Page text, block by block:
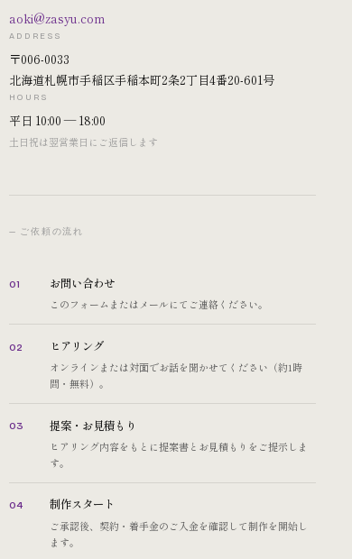
aoki@zasyu.com
ADDRESS
〒006-0033
北海道札幌市手稲区手稲本町2条2丁目4番20-601号
HOURS
平日 10:00 — 18:00
土日祝は翌営業日にご返信します
— ご依頼の流れ
01 お問い合わせ
このフォームまたはメールにてご連絡ください。
02 ヒアリング
オンラインまたは対面でお話を聞かせてください（約1時
間・無料）。
03 提案・お見積もり
ヒアリング内容をもとに提案書とお見積もりをご提示しま
す。
04 制作スタート
ご承認後、契約・着手金のご入金を確認して制作を開始し
ます。